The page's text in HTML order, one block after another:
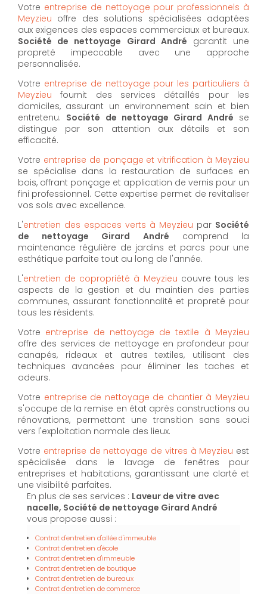
Votre entreprise de nettoyage pour professionnels à
Meyzieu offre des solutions spécialisées adaptées
aux exigences des espaces commerciaux et bureaux.
Société de nettoyage Girard André garantit une
propreté impeccable avec une approche
personnalisée.
Votre entreprise de nettoyage pour les particuliers à
Meyzieu fournit des services détaillés pour les
domiciles, assurant un environnement sain et bien
entretenu. Société de nettoyage Girard André se
distingue par son attention aux détails et son
efficacité.
Votre entreprise de ponçage et vitrification à Meyzieu
se spécialise dans la restauration de surfaces en
bois, offrant ponçage et application de vernis pour un
fini professionnel. Cette expertise permet de revitaliser
vos sols avec excellence.
L'entretien des espaces verts à Meyzieu par Société
de nettoyage Girard André comprend la
maintenance régulière de jardins et parcs pour une
esthétique parfaite tout au long de l'année.
L'entretien de copropriété à Meyzieu couvre tous les
aspects de la gestion et du maintien des parties
communes, assurant fonctionnalité et propreté pour
tous les résidents.
Votre entreprise de nettoyage de textile à Meyzieu
offre des services de nettoyage en profondeur pour
canapés, rideaux et autres textiles, utilisant des
techniques avancées pour éliminer les taches et
odeurs.
Votre entreprise de nettoyage de chantier à Meyzieu
s'occupe de la remise en état après constructions ou
rénovations, permettant une transition sans souci
vers l'exploitation normale des lieux.
Votre entreprise de nettoyage de vitres à Meyzieu est
spécialisée dans le lavage de fenêtres pour
entreprises et habitations, garantissant une clarté et
une visibilité parfaites.
En plus de ses services : Laveur de vitre avec
nacelle, Société de nettoyage Girard André
vous propose aussi :
Contrat d'entretien d'allée d'immeuble
Contrat d'entretien d'école
Contrat d'entretien d'immeuble
Contrat d'entretien de boutique
Contrat d'entretien de bureaux
Contrat d'entretien de commerce